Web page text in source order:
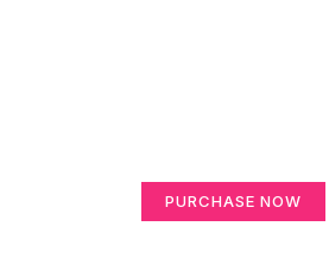
PURCHASE NOW